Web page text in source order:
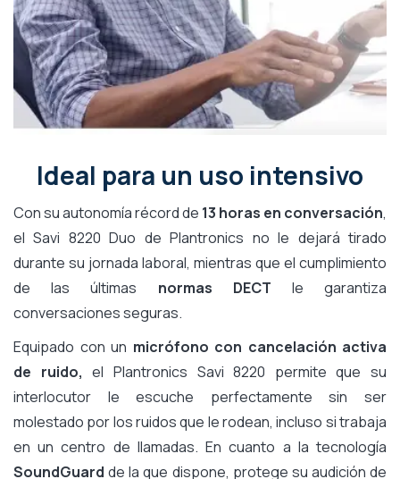
Ideal para un uso intensivo
Con su autonomía récord de 13 horas en conversación,
el Savi 8220 Duo de Plantronics no le dejará tirado
durante su jornada laboral, mientras que el cumplimiento
de las últimas normas DECT le garantiza
conversaciones seguras.
Equipado con un micrófono con cancelación activa
de ruido, el Plantronics Savi 8220 permite que su
interlocutor le escuche perfectamente sin ser
molestado por los ruidos que le rodean, incluso si trabaja
en un centro de llamadas. En cuanto a la tecnología
SoundGuard de la que dispone, protege su audición de